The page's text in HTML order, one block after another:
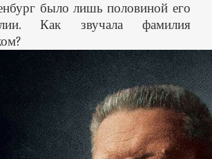
было лишь половиной его
Как звучала фамилия